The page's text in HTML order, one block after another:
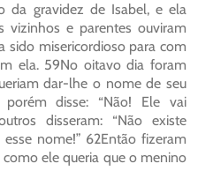
da gravidez de Isabel, e ela
e parentes ouviram
sido misericordioso para com
ela. 59No oitavo dia foram
dar-lhe o nome de seu
disse: “Não! Ele vai
disseram: “Não existe
nome!” 62Então fizeram
ele queria que o menino